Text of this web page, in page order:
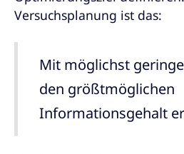
Versuchsplanung ist das:
Mit möglichst
den größtmöglichen
Informationsgehalt